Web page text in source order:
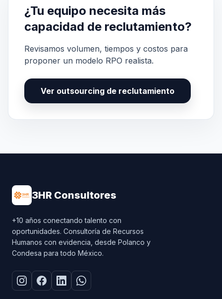
¿Tu equipo necesita más
capacidad de reclutamiento?
Revisamos volumen, tiempos y costos para
proponer un modelo RPO realista.
Ver outsourcing de reclutamiento
3HR Consultores
+10 años conectando talento con
oportunidades. Consultoría de Recursos
Humanos con evidencia, desde Polanco y
Condesa para todo México.